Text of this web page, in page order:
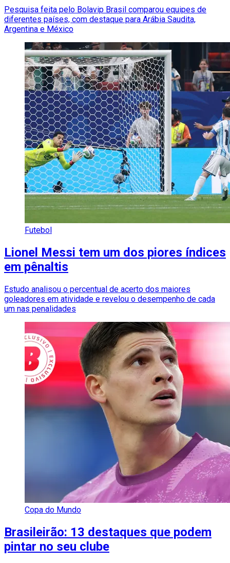
Pesquisa feita pelo Bolavip Brasil comparou equipes de
diferentes países, com destaque para Arábia Saudita,
Argentina e México
Futebol
Lionel Messi tem um dos piores índices
em pênaltis
Estudo analisou o percentual de acerto dos maiores
goleadores em atividade e revelou o desempenho de cada
um nas penalidades
Copa do Mundo
Brasileirão: 13 destaques que podem
pintar no seu clube